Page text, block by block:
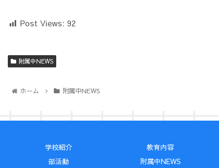
Post Views: 92
附属中NEWS
ホーム 附属中NEWS
学校紹介
教育内容
部活動
附属中NEWS